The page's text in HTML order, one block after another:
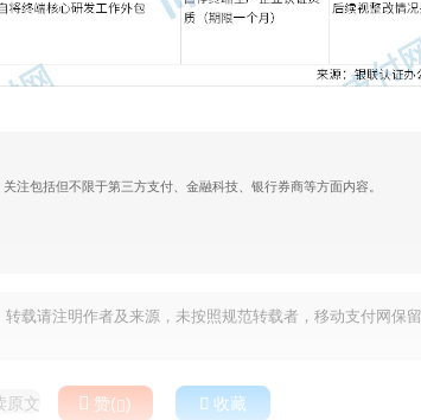
注包括但不限于第三方支付、金融科技、银行券商等方面内容。
载请注明作者及来源，未按照规范转载者，移动支付网保
原文  赞()  收藏